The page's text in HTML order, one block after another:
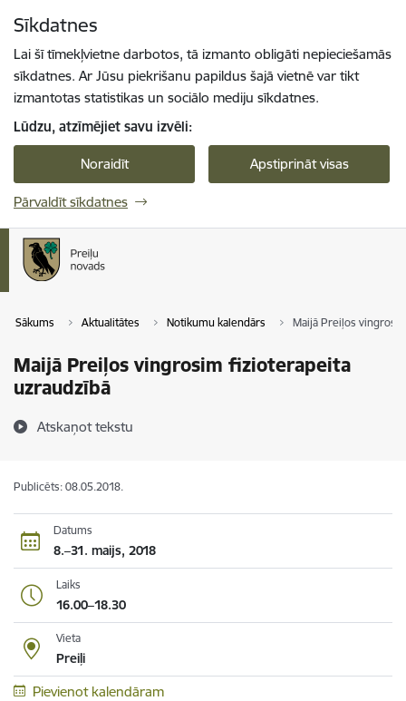
Sīkdatnes
Lai šī tīmekļvietne darbotos, tā izmanto obligāti nepieciešamās
sīkdatnes. Ar Jūsu piekrišanu papildus šajā vietnē var tikt
izmantotas statistikas un sociālo mediju sīkdatnes.
Lūdzu, atzīmējiet savu izvēli:
Noraidīt Apstiprināt visas
Pārvaldīt sīkdatnes
Sākums Aktualitātes Notikumu kalendārs Maijā Preiļos
Maijā Preiļos vingrosim fizioterapeita
uzraudzībā
Atskaņot tekstu
Publicēts: 08.05.2018.
Datums
8.–31. maijs, 2018
Laiks
16.00–18.30
Vieta
Preiļi
Pievienot kalendāram